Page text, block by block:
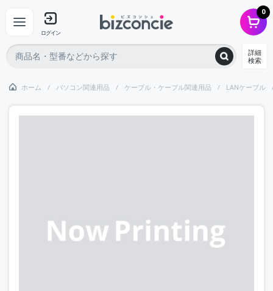
ログイン
0
詳細
検索
ホーム パソコン関連用品 ケーブル・ケーブル関連用品 LANケーブル